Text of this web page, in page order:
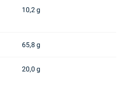
10,2 g
65,8 g
20,0 g